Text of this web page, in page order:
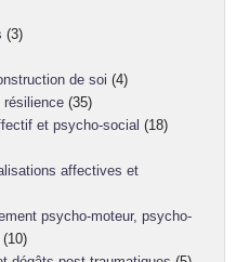
(3)
de soi (4)
résilience (35)
et psycho-social (18)
affectives et
psycho-moteur, psycho-
(10)